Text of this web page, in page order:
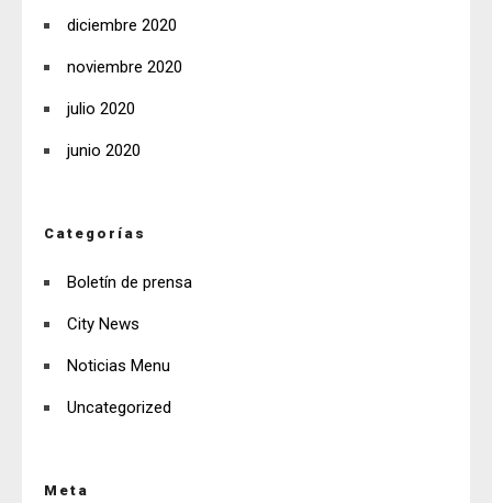
diciembre 2020
noviembre 2020
julio 2020
junio 2020
Categorías
Boletín de prensa
City News
Noticias Menu
Uncategorized
Meta